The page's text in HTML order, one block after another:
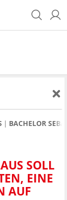
BACHELOR
SOLL
EINE
AUF